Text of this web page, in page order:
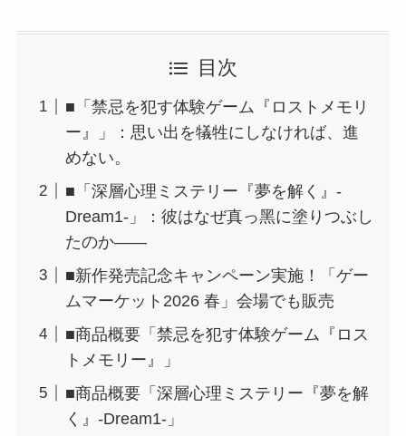
目次
■「禁忌を犯す体験ゲーム『ロストメモリ
ー』」：思い出を犠牲にしなければ、進
めない。
■「深層⼼理ミステリー『夢を解く』-
Dream1-」：彼はなぜ真っ⿊に塗りつぶし
たのか――
■新作発売記念キャンペーン実施！「ゲー
ムマーケット2026 春」会場でも販売
■商品概要「禁忌を犯す体験ゲーム『ロス
トメモリー』」
■商品概要「深層⼼理ミステリー『夢を解
く』-Dream1-」